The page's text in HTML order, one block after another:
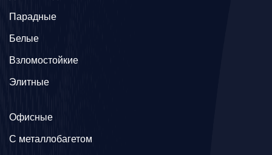
Парадные
Белые
Взломостойкие
Элитные
Офисные
C металлобагетом